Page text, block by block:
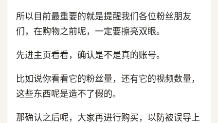
所以目前最重要的就是提醒我们各位粉丝朋友
们，在购物之前呢，一定要擦亮双眼。
先进主页看看，确认是不是真的账号。
比如说你看看它的粉丝量，还有它的视频数量，
这些东西呢是造不了假的。
那确认之后呢，大家再进行购买，以防被误导上